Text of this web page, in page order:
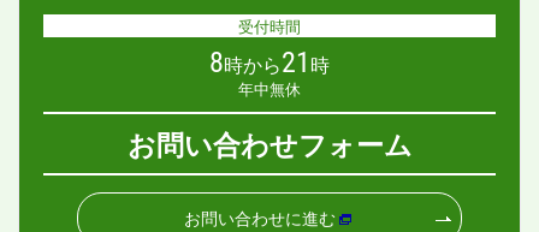
受付時間
8時から21 時
年中無休
お問い合わせフォーム
お問い合わせに進む